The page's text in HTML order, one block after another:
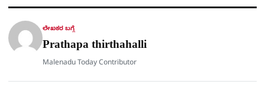
p o a
a
ಲೇಖಕರ ಬಗ್ಗೆ
Prathapa thirthahalli
Malenadu Today Contributor